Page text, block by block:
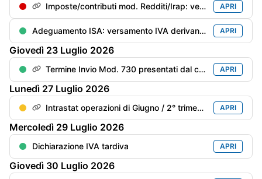
Imposte/contributi mod. Redditi/Irap: versamento del saldo anno precedente e del 1° acconto anno in corso con la magg. dello 0,4% APRI
Adeguamento ISA: versamento IVA derivante dai maggiori ricavi/compensi dichiarati per migliorare il punteggio ISA con maggiorazione dello 0,40% APRI
Giovedì 23 Luglio 2026
Termine Invio Mod. 730 presentati dal contribuente dal 21/06 al 15/07 APRI
Lunedì 27 Luglio 2026
Intrastat operazioni di Giugno / 2° trimestre APRI
Mercoledì 29 Luglio 2026
Dichiarazione IVA tardiva APRI
Giovedì 30 Luglio 2026